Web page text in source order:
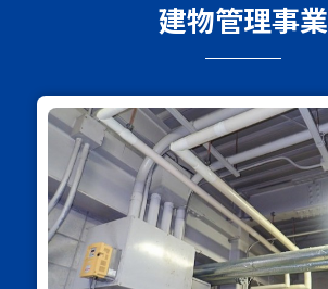
建物管理事業